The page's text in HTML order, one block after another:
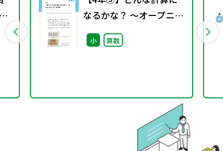
なるかな？ ～オープニン
グムービーの活用～
小 算数